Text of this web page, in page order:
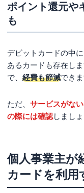
ポイント還元や
も
デビットカードの中
あるカードも存在し
で、 経費も節減できま
ただ、 サービスがな
の際には確認しましょ
個人事業主が
カードを利